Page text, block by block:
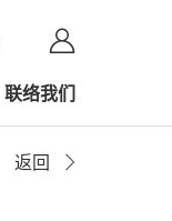
联络我们
返回